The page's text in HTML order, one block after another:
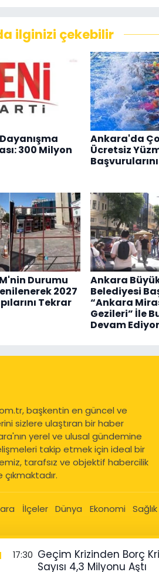
ilginizi çekebilir
300 Milyon
Ankara'da
Ücretsiz
Durumu
2027
Tekrar
Ankara
Belediyesi
“Ankara
Gezileri” İle
Devam Ediyor
başkentin en güncel ve
sizlere ulaştıran bir haber
yerel ve ulusal gündemine
takip etmek için ideal bir
tarafsız ve objektif habercilik
çıkmaktadır.
İlçeler Dünya Ekonomi Sağlık
17:30 Geçim Krizinden Borç
Sayısı 4,3 Milyonu Aştı